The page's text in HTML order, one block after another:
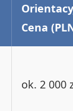
Cena
ok. 2 000